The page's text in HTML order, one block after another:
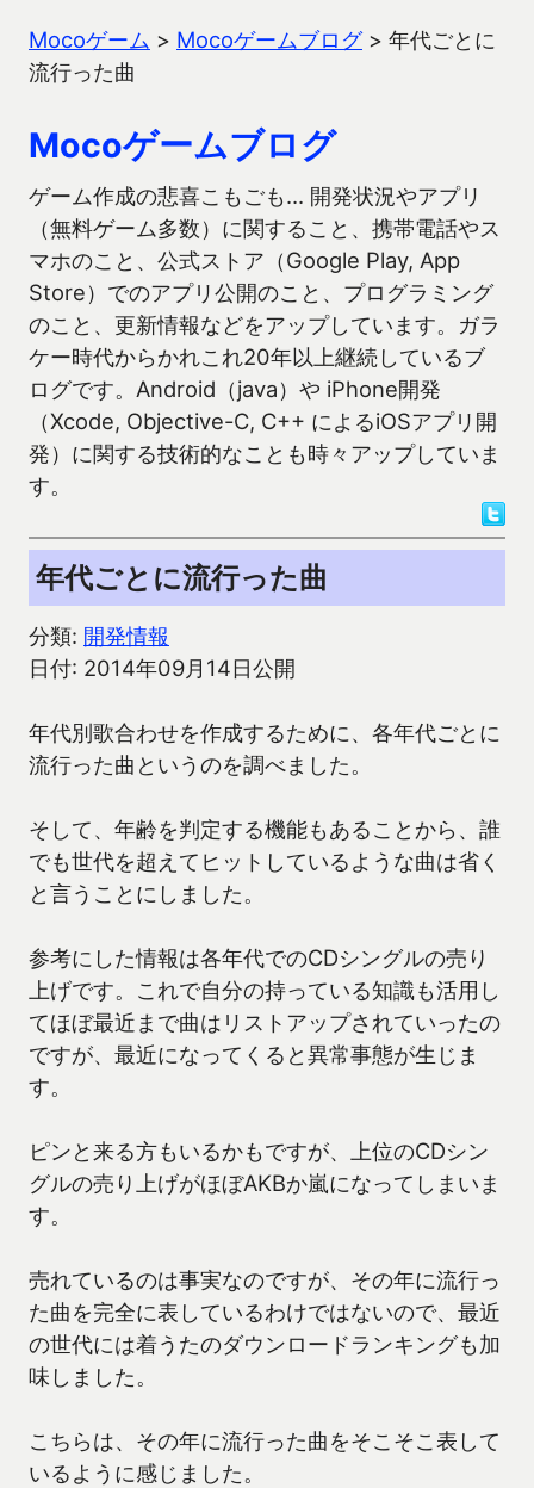
Mocoゲーム > Mocoゲームブログ> 年代ごとに
流行った曲
Mocoゲームブログ
ゲーム作成の悲喜こもごも… 開発状況やアプリ
（無料ゲーム多数）に関すること、携帯電話やス
マホのこと、公式ストア（Google Play, App
Store）でのアプリ公開のこと、プログラミング
のこと、更新情報などをアップしています。ガラ
ケー時代からかれこれ20年以上継続しているブ
ログです。Android（java）や iPhone開発
（Xcode, Objective-C, C++ によるiOSアプリ開
発）に関する技術的なことも時々アップしていま
す。
年代ごとに流行った曲
分類: 開発情報
日付: 2014年09月14日公開
年代別歌合わせを作成するために、各年代ごとに
流行った曲というのを調べました。
そして、年齢を判定する機能もあることから、誰
でも世代を超えてヒットしているような曲は省く
と言うことにしました。
参考にした情報は各年代でのCDシングルの売り
上げです。これで自分の持っている知識も活用し
てほぼ最近まで曲はリストアップされていったの
ですが、最近になってくると異常事態が生じま
す。
ピンと来る方もいるかもですが、上位のCDシン
グルの売り上げがほぼAKBか嵐になってしまいま
す。
売れているのは事実なのですが、その年に流行っ
た曲を完全に表しているわけではないので、最近
の世代には着うたのダウンロードランキングも加
味しました。
こちらは、その年に流行った曲をそこそこ表して
いるように感じました。